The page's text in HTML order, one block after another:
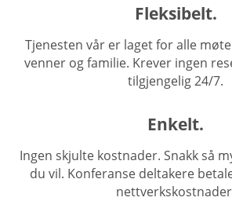
Fleksibelt.
Tjenesten vår er laget for alle
venner og familie. Krever ingen
tilgjengelig 24/7.
Enkelt.
Ingen skjulte kostnader. Snakk så
du vil. Konferanse deltakere